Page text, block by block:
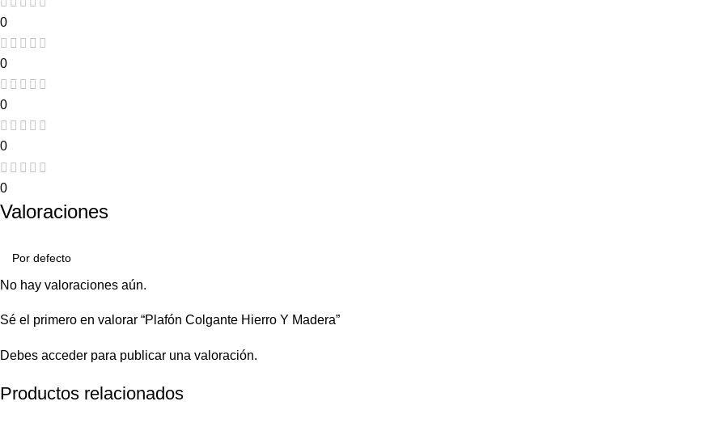
0
0
0
0
0
Valoraciones
No hay valoraciones aún.
Sé el primero en valorar “Plafón Colgante Hierro Y Madera”
Debes acceder para publicar una valoración.
Productos relacionados